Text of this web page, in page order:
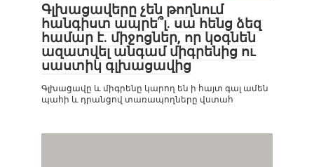
Գլխացավերը չեն թողնում
հանգիստ ապրե՞լ. սա հենց ձեզ
համար է. միջոցներ, որ կօգնեն
ազատվել անգամ միգրենից ու
սաստիկ գլխացավից
Գլխացավը և միգրենը կարող են ի հայտ գալ ամեն
պահի և դրանցով տառապողները վստահ